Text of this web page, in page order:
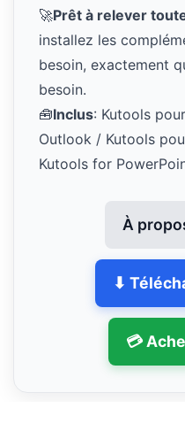
🚀Prêt à relever
installez les
besoin, exactement
besoin.
🧰Inclus: Kutools
Outlook / Kutools
Kutools for
À
⬇
💳